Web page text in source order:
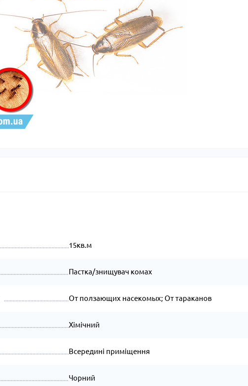
15кв.м
Пастка/знищувач комах
От ползающих насекомых; От тараканов
Хімічний
Всередині приміщення
Чорний